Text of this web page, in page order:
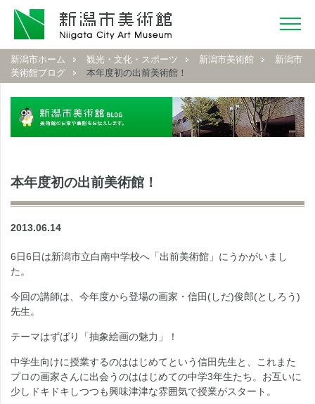
新潟市ホーム 観光・文化・スポーツ 新潟市美術館
新潟市
美術館ブログ
本年度初の出前美術館！
本年度初の出前美術館！
2013.06.14
6日6日は新潟市立白南中学校へ「出前美術館」にうかがいまし
た。
今回の講師は、今年度から登場の画家・信田(しだ)俊郎(としろう)
先生。
テーマはずばり「抽象絵画の魅力」！
中学生向けに授業するのははじめてという信田先生と、これまた
プロの画家さんに出会うのははじめての中学3年生たち。お互いに
少しドキドキしつつも興味津津な雰囲気で授業がスタート。